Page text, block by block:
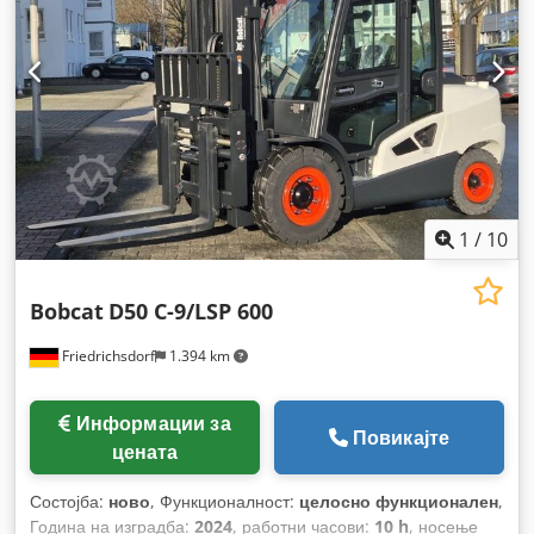
Elektro, градежна ширина:1.090 мм,
1 / 10
Friedrichsdorf 1.394 km
Bobcat D50 C-9/LSP 600
цената
Повикајте
Состојба: ново, Функционалност: целосно функционален,
Година на изградба: 2024, работни часови: 10 h, носење